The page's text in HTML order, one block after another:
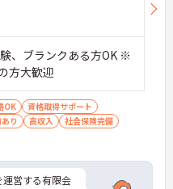
、ブランクある方OK ※
方大歓迎
OK
資格取得サポート
り 高収入
社会保険完備
営する有限会